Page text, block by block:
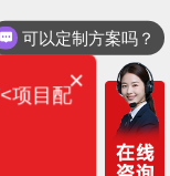
可以定制方案吗？
×
项目配